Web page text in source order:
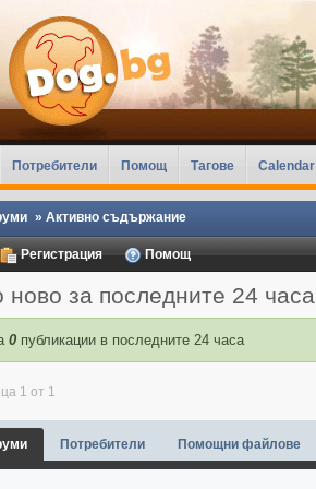
Потребители Помощ Тагове Calendar
» Активно съдържание
Регистрация Помощ
ново за последните 24 часа
0публикации в последните 24 часа
1 от 1
Потребители Помощни файлове